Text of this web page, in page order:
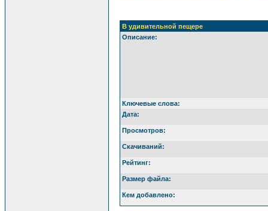
В удивительной пещере
Описание:
Ключевые слова:
Дата:
Просмотров:
Скачиваний:
Рейтинг:
Размер файла:
Кем добавлено: